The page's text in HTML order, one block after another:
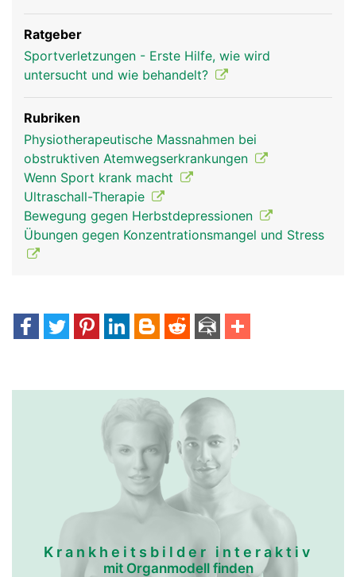
Ratgeber
Sportverletzungen - Erste Hilfe, wie wird
untersucht und wie behandelt?
Rubriken
Physiotherapeutische Massnahmen bei
obstruktiven Atemwegserkrankungen
Wenn Sport krank macht
Ultraschall-Therapie
Bewegung gegen Herbstdepressionen
Übungen gegen Konzentrationsmangel und Stress
Krankheitsbilder interaktiv
mit Organmodell finden